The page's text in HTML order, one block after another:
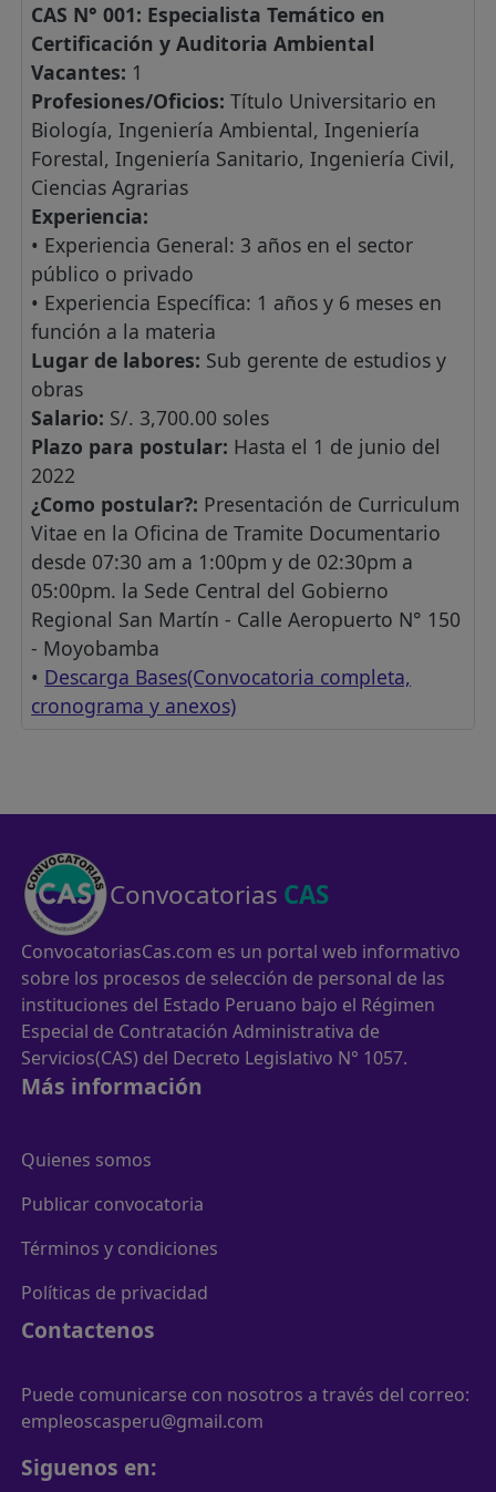
CAS N° 001: Especialista Temático en
Certificación y Auditoria Ambiental
Vacantes: 1
Profesiones/Oficios: Título Universitario en
Biología, Ingeniería Ambiental, Ingeniería
Forestal, Ingeniería Sanitario, Ingeniería Civil,
Ciencias Agrarias
Experiencia:
• Experiencia General: 3 años en el sector
público o privado
• Experiencia Específica: 1 años y 6 meses en
función a la materia
Lugar de labores: Sub gerente de estudios y
obras
Salario: S/. 3,700.00 soles
Plazo para postular: Hasta el 1 de junio del
2022
¿Como postular?: Presentación de Curriculum
Vitae en la Oficina de Tramite Documentario
desde 07:30 am a 1:00pm y de 02:30pm a
05:00pm. la Sede Central del Gobierno
Regional San Martín - Calle Aeropuerto N° 150
- Moyobamba
• Descarga Bases(Convocatoria completa,
cronograma y anexos)
Convocatorias CAS
ConvocatoriasCas.com es un portal web informativo
sobre los procesos de selección de personal de las
instituciones del Estado Peruano bajo el Régimen
Especial de Contratación Administrativa de
Servicios(CAS) del Decreto Legislativo N° 1057.
Más información
Quienes somos
Publicar convocatoria
Términos y condiciones
Políticas de privacidad
Contactenos
Puede comunicarse con nosotros a través del correo:
empleoscasperu@gmail.com
Siguenos en: